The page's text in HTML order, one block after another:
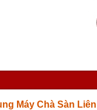
Máy Chà Sàn